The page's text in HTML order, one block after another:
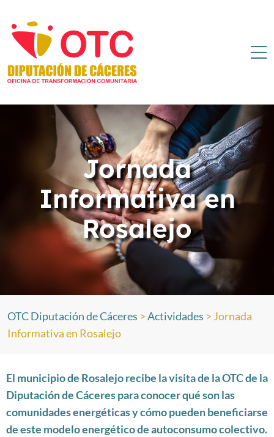
Jornada
Informativa en
Rosalejo
OTC Diputación de Cáceres >Actividades > Jornada
Informativa en Rosalejo
El municipio de Rosalejo recibe la visita de la OTC de la
Diputación de Cáceres para conocer qué son las
comunidades energéticas y cómo pueden beneficiarse
de este modelo energético de autoconsumo colectivo.